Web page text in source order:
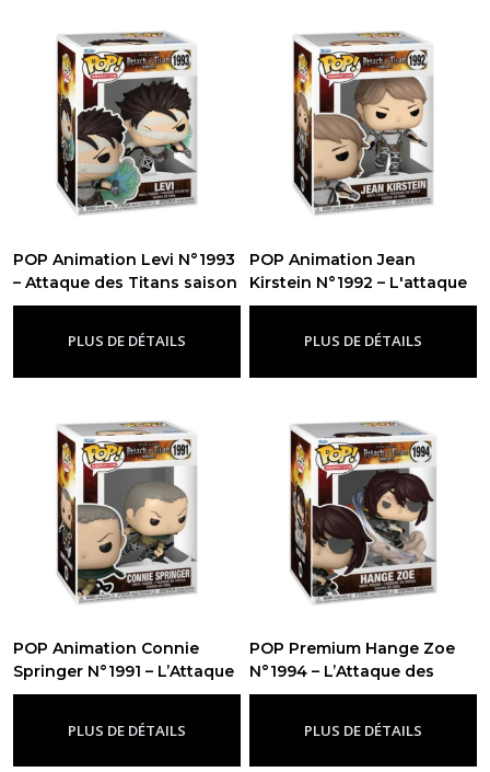
POP Animation Levi N°1993
– Attaque des Titans saison
finale (SP-1)-Figurine Funko Pop
PLUS DE DÉTAILS
POP Animation Jean
Kirstein N°1992 – L'attaque
des Titans saison finale
PLUS DE DÉTAILS
POP Animation Connie
Springer N°1991 – L’Attaque
des Titans Saison Finale
PLUS DE DÉTAILS
POP Premium Hange Zoe
N°1994 – L’Attaque des
Titans Saison Finale-Figurine
PLUS DE DÉTAILS